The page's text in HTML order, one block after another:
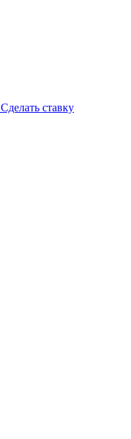
Сделать ставку